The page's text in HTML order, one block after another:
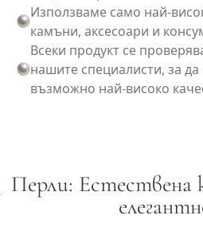
Използваме само най-
камъни, аксесоари и
Всеки продукт се
нашите специалисти, за да
възможно най-високо
Перли: Естествена